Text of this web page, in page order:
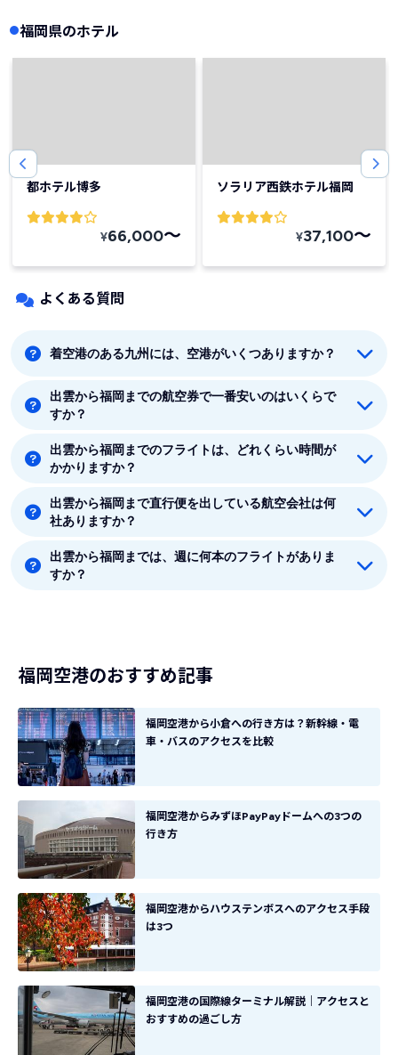
福岡県のホテル
都ホテル博多
¥66,000〜
ソラリア西鉄ホテル福岡
¥37,100〜
よくある質問
着空港のある九州には、空港がいくつありますか？
着空港のある九州には20つの空港があります。福岡、
北九州、佐賀、長崎、壱岐、福江、対馬、熊本、大分、
宮崎、鹿児島、奄美、沖永良部、喜界島、種子島、徳之
島、屋久島、与論島、天草、屋久島です。
出雲から福岡までの航空券で一番安いのはいくらで
すか？
出雲から福岡までの最安値はJAL(日本航空)の15510円で
す。
出雲から福岡までのフライトは、どれくらい時間が
かかりますか？
出雲から福岡まで平均フライト時間は約1時間10分で
す。
出雲から福岡まで直行便を出している航空会社は何
社ありますか？
出雲から福岡まで直行便を出している航空会社は1社あ
ります。
出雲から福岡までは、週に何本のフライトがありま
すか？
福岡空港のおすすめ記事
福岡空港から小倉への行き方は？新幹線・電
車・バスのアクセスを比較
福岡空港からみずほPayPayドームへの3つの
行き方
福岡空港からハウステンボスへのアクセス手段
は3つ
福岡空港の国際線ターミナル解説｜アクセスと
おすすめの過ごし方